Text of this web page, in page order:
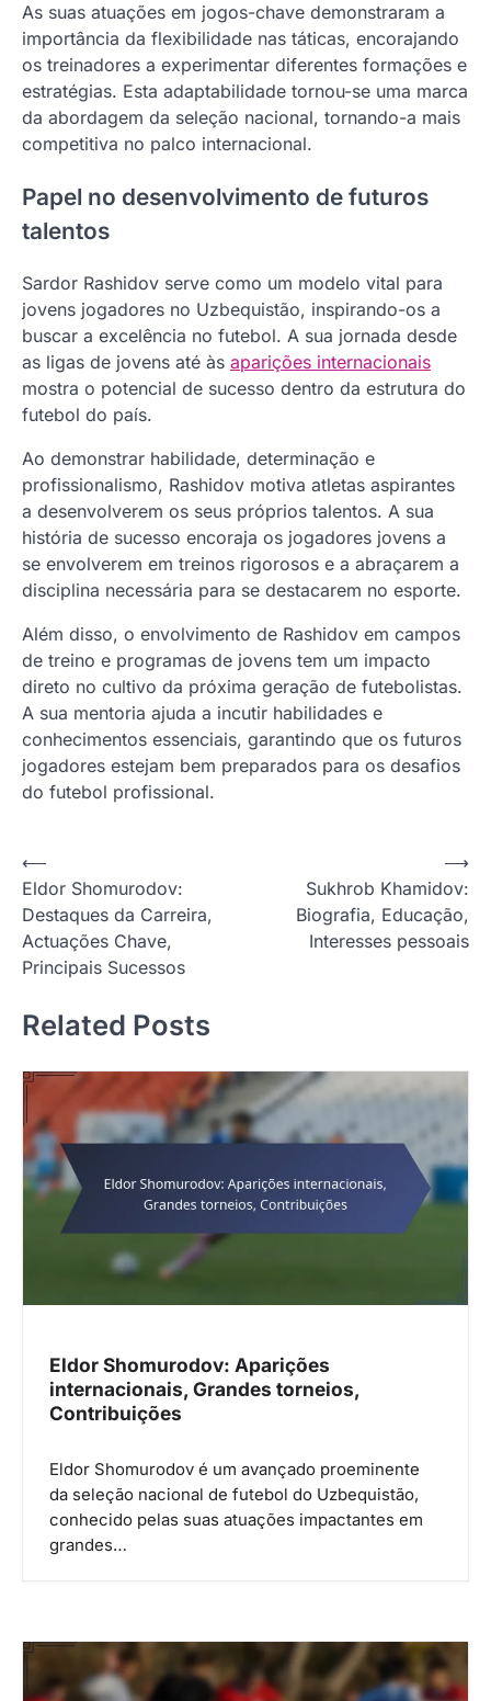
As suas atuações em jogos-chave demonstraram a
importância da flexibilidade nas táticas, encorajando
os treinadores a experimentar diferentes formações e
estratégias. Esta adaptabilidade tornou-se uma marca
da abordagem da seleção nacional, tornando-a mais
competitiva no palco internacional.
Papel no desenvolvimento de futuros
talentos
Sardor Rashidov serve como um modelo vital para
jovens jogadores no Uzbequistão, inspirando-os a
buscar a excelência no futebol. A sua jornada desde
as ligas de jovens até às aparições internacionais
mostra o potencial de sucesso dentro da estrutura do
futebol do país.
Ao demonstrar habilidade, determinação e
profissionalismo, Rashidov motiva atletas aspirantes
a desenvolverem os seus próprios talentos. A sua
história de sucesso encoraja os jogadores jovens a
se envolverem em treinos rigorosos e a abraçarem a
disciplina necessária para se destacarem no esporte.
Além disso, o envolvimento de Rashidov em campos
de treino e programas de jovens tem um impacto
direto no cultivo da próxima geração de futebolistas.
A sua mentoria ajuda a incutir habilidades e
conhecimentos essenciais, garantindo que os futuros
jogadores estejam bem preparados para os desafios
do futebol profissional.
P
o
s
t
a
v
g
a
n
⟵
Eldor Shomurodov:
Destaques da Carreira,
Actuações Chave,
Principais Sucessos
Sukhrob Khamidov:
Biografia, Educação,
Interesses pessoais
⟶
Related Posts
Eldor Shomurodov: Aparições
internacionais, Grandes torneios,
Contribuições
Eldor Shomurodov é um avançado proeminente
da seleção nacional de futebol do Uzbequistão,
conhecido pelas suas atuações impactantes em
grandes…